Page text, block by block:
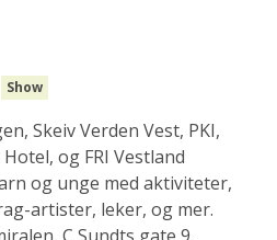
Show
Skeiv Verden Vest, PKI,
og FRI Vestland
og unge med aktiviteter,
artister, leker, og mer.